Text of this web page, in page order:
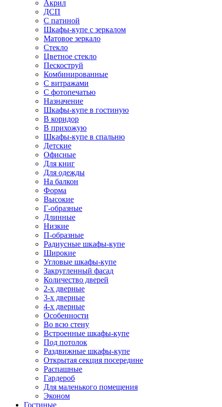
Акрил
ДСП
С патиной
Шкафы-купе с зеркалом
Матовое зеркало
Стекло
Цветное стекло
Пескоструй
Комбинированные
С витражами
С фотопечатью
Назначение
Шкафы-купе в гостиную
В коридор
В прихожую
Шкафы-купе в спальню
Детские
Офисные
Для книг
Для одежды
На балкон
Форма
Высокие
Г-образные
Длинные
Низкие
П-образные
Радиусные шкафы-купе
Широкие
Угловые шкафы-купе
Закругленный фасад
Количество дверей
2-х дверные
3-х дверные
4-х дверные
Особенности
Во всю стену
Встроенные шкафы-купе
Под потолок
Раздвижные шкафы-купе
Открытая секция посередине
Распашные
Гардероб
Для маленького помещения
Эконом
Гостиные